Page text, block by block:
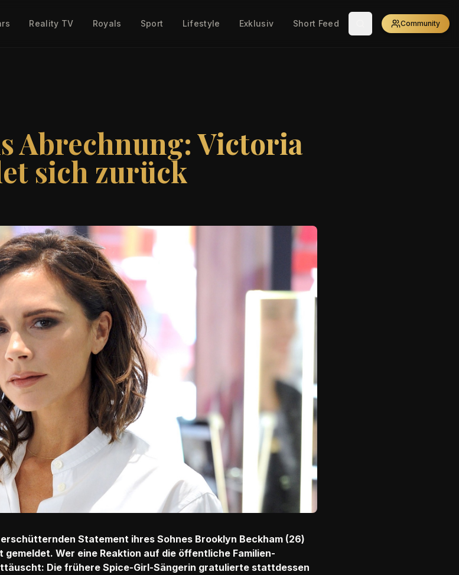
Reality TV Royals Sport Lifestyle Exklusiv Short Feed Community
Abrechnung: Victoria
sich zurück
Statement ihres Sohnes Brooklyn Beckham (26)
Wer eine Reaktion auf die öffentliche Familien-
Die frühere Spice-Girl-Sängerin gratulierte stattdessen